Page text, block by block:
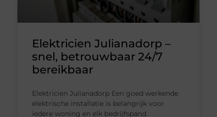
Elektricien Julianadorp –
snel, betrouwbaar 24/7
bereikbaar
Elektricien Julianadorp Een goed werkende
elektrische installatie is belangrijk voor
iedere woning en elk bedrijfspand.